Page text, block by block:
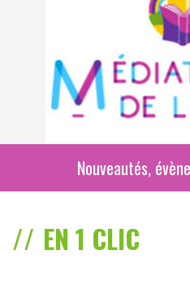
Nouveautés,
EN 1 CLIC